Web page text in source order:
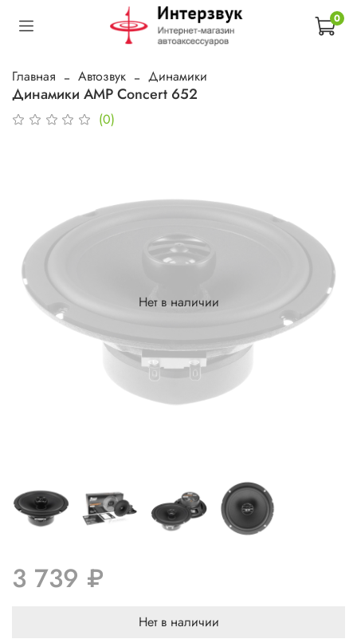
0
Главная Автозвук Динамики
Динамики AMP Concert 652
(0)
Нет в наличии
3 739 ₽
Нет в наличии